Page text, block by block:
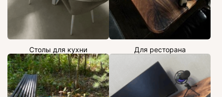
Столы для кухни Для ресторана